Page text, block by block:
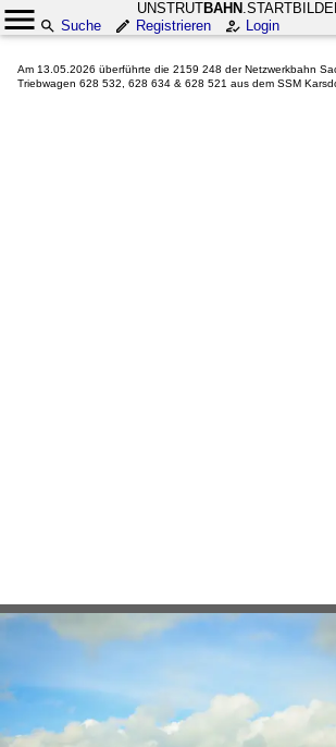
UNSTRUTBAHN
Suche
Registrieren Login
Am 13.05.2026 überführte die 2159 248 der Netzwerkbahn
Triebwagen 628 532, 628 634 & 628 521 aus dem SSM